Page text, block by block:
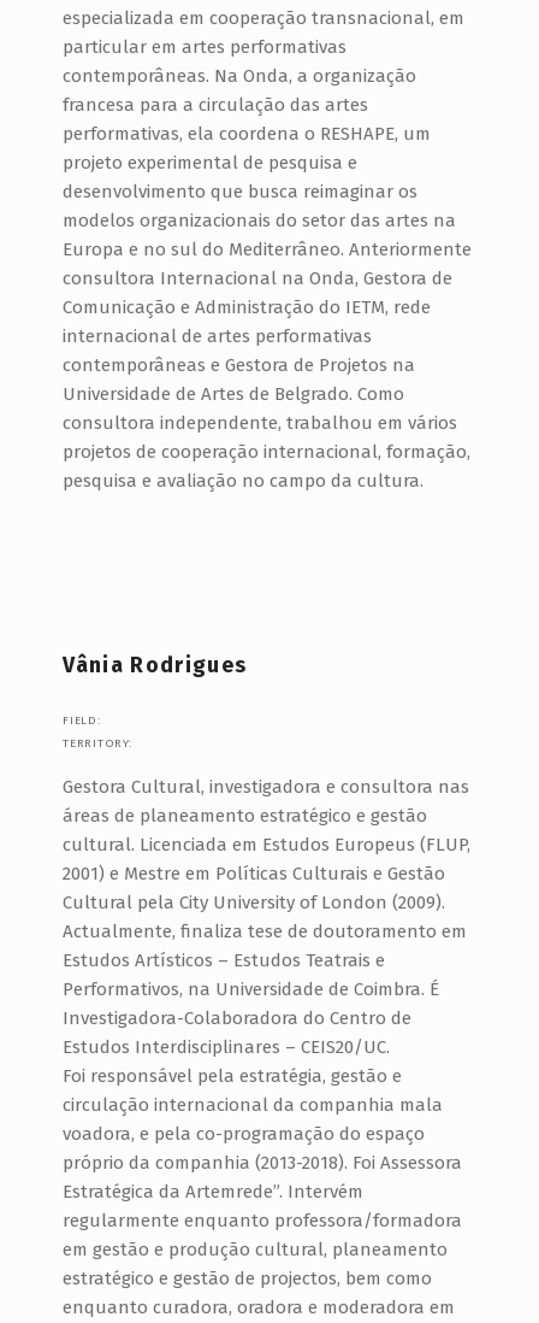
especializada em cooperação transnacional, em
particular em artes performativas
contemporâneas. Na Onda, a organização
francesa para a circulação das artes
performativas, ela coordena o RESHAPE, um
projeto experimental de pesquisa e
desenvolvimento que busca reimaginar os
modelos organizacionais do setor das artes na
Europa e no sul do Mediterrâneo. Anteriormente
consultora Internacional na Onda, Gestora de
Comunicação e Administração do IETM, rede
internacional de artes performativas
contemporâneas e Gestora de Projetos na
Universidade de Artes de Belgrado. Como
consultora independente, trabalhou em vários
projetos de cooperação internacional, formação,
pesquisa e avaliação no campo da cultura.
Vânia Rodrigues
FIELD:
TERRITORY:
Gestora Cultural, investigadora e consultora nas
áreas de planeamento estratégico e gestão
cultural. Licenciada em Estudos Europeus (FLUP,
2001) e Mestre em Políticas Culturais e Gestão
Cultural pela City University of London (2009).
Actualmente, finaliza tese de doutoramento em
Estudos Artísticos – Estudos Teatrais e
Performativos, na Universidade de Coimbra. É
Investigadora-Colaboradora do Centro de
Estudos Interdisciplinares – CEIS20/UC.
Foi responsável pela estratégia, gestão e
circulação internacional da companhia mala
voadora, e pela co-programação do espaço
próprio da companhia (2013-2018). Foi Assessora
Estratégica da Artemrede”. Intervém
regularmente enquanto professora/formadora
em gestão e produção cultural, planeamento
estratégico e gestão de projectos, bem como
enquanto curadora, oradora e moderadora em